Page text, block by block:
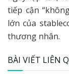
tiếp cận
lớn của
thương nhân.
BÀI VIẾT LIÊN